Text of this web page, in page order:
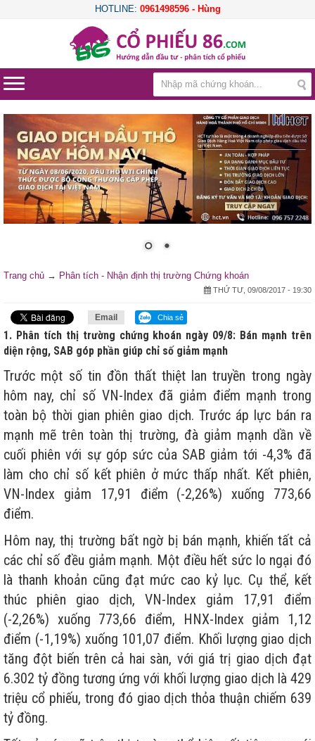
HOTLINE: 0961498596 - Hùng
Trang chủ → Phân tích - Nhận định thị trường Chứng khoán
THỨ TƯ, 09/08/2017 - 19:30
Email Chia sẻ
1. Phân tích thị trường chứng khoán ngày 09/8: Bán mạnh trên
diện rộng, SAB góp phần giúp chỉ số giảm mạnh
Trước một số tin đồn thất thiệt lan truyền trong ngày
hôm nay, chỉ số VN-Index đã giảm điểm mạnh trong
toàn bộ thời gian phiên giao dịch. Trước áp lực bán ra
mạnh mẽ trên toàn thị trường, đà giảm mạnh dần về
cuối phiên với sự góp sức của SAB giảm tới -4,3% đã
làm cho chỉ số kết phiên ở mức thấp nhất. Kết phiên,
VN-Index giảm 17,91 điểm (-2,26%) xuống 773,66
điểm.
Hôm nay, thị trường bất ngờ bị bán mạnh, khiến tất cả
các chỉ số đều giảm mạnh. Một điều hết sức lo ngại đó
là thanh khoản cũng đạt mức cao kỷ lục. Cụ thể, kết
thúc phiên giao dịch, VN-Index giảm 17,91 điểm
(-2,26%) xuống 773,66 điểm, HNX-Index giảm 1,12
điểm (-1,19%) xuống 101,07 điểm. Khối lượng giao dịch
tăng đột biến trên cả hai sàn, với giá trị giao dịch đạt
6.302 tỷ đồng tương ứng với khối lượng giao dịch là 429
triệu cổ phiếu, trong đó giao dịch thỏa thuận chiếm 639
tỷ đồng.